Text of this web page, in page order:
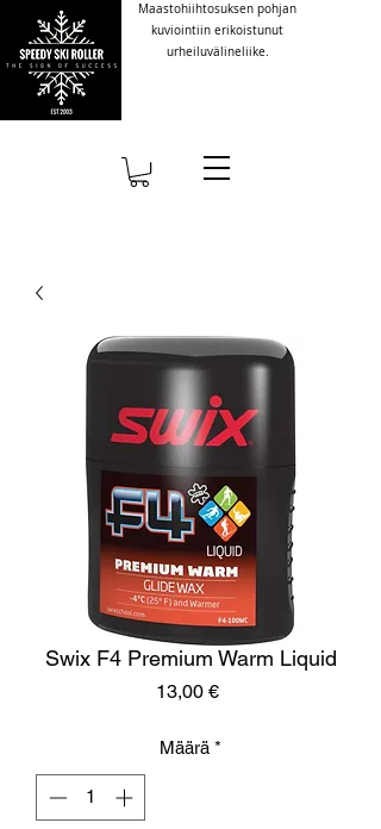
Maastohiihtosuksen pohjan
kuviointiin erikoistunut
urheiluvälineliike.
Swix F4 Premium Warm Liquid
13,00 €Hinta
Määrä *